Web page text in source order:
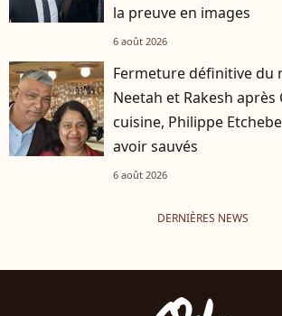
la preuve en images
6 août 2026
Fermeture définitive du
Neetah et Rakesh après
cuisine, Philippe
avoir sauvés
6 août 2026
DERNIÈRES NEWS